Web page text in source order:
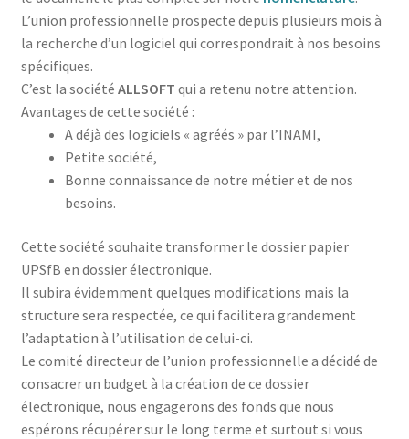
L’union professionnelle prospecte depuis plusieurs mois à
la recherche d’un logiciel qui correspondrait à nos besoins
spécifiques.
C’est la société ALLSOFT qui a retenu notre attention.
Avantages de cette société :
A déjà des logiciels « agréés » par l’INAMI,
Petite société,
Bonne connaissance de notre métier et de nos
besoins.
Cette société souhaite transformer le dossier papier
UPSfB en dossier électronique.
Il subira évidemment quelques modifications mais la
structure sera respectée, ce qui facilitera grandement
l’adaptation à l’utilisation de celui-ci.
Le comité directeur de l’union professionnelle a décidé de
consacrer un budget à la création de ce dossier
électronique, nous engagerons des fonds que nous
espérons récupérer sur le long terme et surtout si vous